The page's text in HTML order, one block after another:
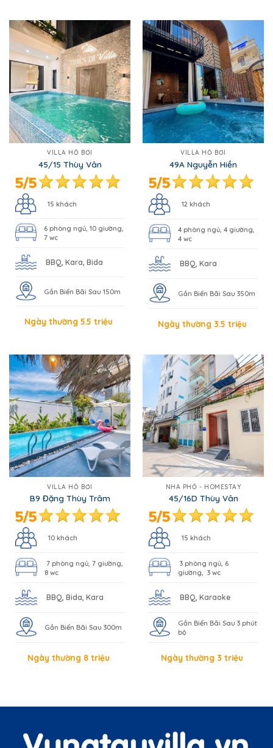
VILLA HỒ BƠI
45/15 Thùy Vân
15 khách
6 phòng ngủ, 10 giường,
7 wc
BBQ, Kara, Bida
Gần Biển Bãi Sau 150m
Ngày thường 5.5 triệu
VILLA HỒ BƠI
49A Nguyễn Hiền
12 khách
4 phòng ngủ, 4 giường,
4 wc
BBQ, Kara
Gần Biển Bãi Sau 350m
Ngày thường 3.5 triệu
VILLA HỒ BƠI
B9 Đặng Thùy Trâm
10 khách
7 phòng ngủ, 7 giường,
8 wc
BBQ, Bida, Kara
Gần Biển Bãi Sau 300m
Ngày thường 8 triệu
NHÀ PHỐ - HOMESTAY
45/16D Thùy Vân
15 khách
3 phòng ngủ, 6
giường, 3 wc
BBQ, Karaoke
Gần Biển Bãi Sau 3 phút
bộ
Ngày thường 3 triệu